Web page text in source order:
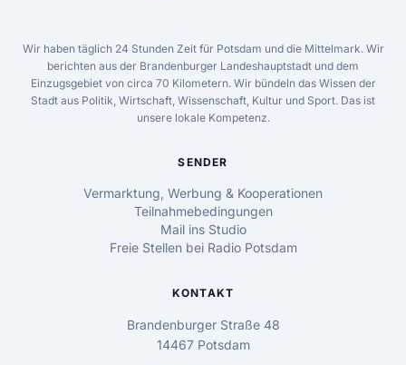
Wir haben täglich 24 Stunden Zeit für Potsdam und die Mittelmark. Wir
berichten aus der Brandenburger Landeshauptstadt und dem
Einzugsgebiet von circa 70 Kilometern. Wir bündeln das Wissen der
Stadt aus Politik, Wirtschaft, Wissenschaft, Kultur und Sport. Das ist
unsere lokale Kompetenz.
SENDER
Vermarktung, Werbung & Kooperationen
Teilnahmebedingungen
Mail ins Studio
Freie Stellen bei Radio Potsdam
KONTAKT
Brandenburger Straße 48
14467 Potsdam